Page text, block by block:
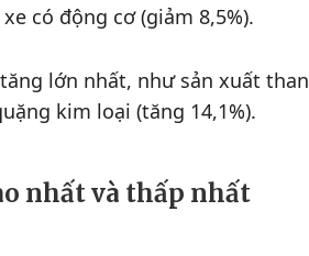
có động cơ (giảm 8,5%).
lớn nhất, như sản xuất than
kim loại (tăng 14,1%).